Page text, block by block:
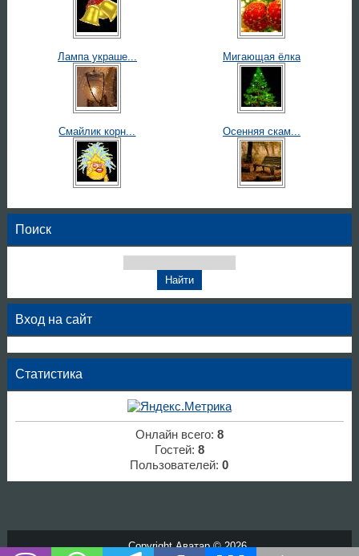
Лампа украше... Мигающая ёлка
Смайлик корн... Осенняя скам...
Поиск
Вход на сайт
Статистика
Онлайн всего: 8
Гостей: 8
Пользователей:0
Copyright Аватар © 2026